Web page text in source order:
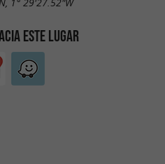
1° 29'27.52"W
ESTE LUGAR